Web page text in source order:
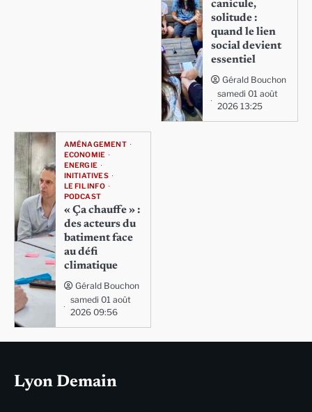
canicule,
solitude :
quand le lien
social devient
essentiel
Gérald Bouchon
samedi 01 août
2026 13:25
AMÉNAGEMENT
ECONOMIE
ENERGIE
INITIATIVES
LE FIL INFO
PODCAST
« Ça chauffe » :
des acteurs du
batiment face
au défi
climatique
Gérald Bouchon
samedi 01 août
2026 09:56
Lyon Demain